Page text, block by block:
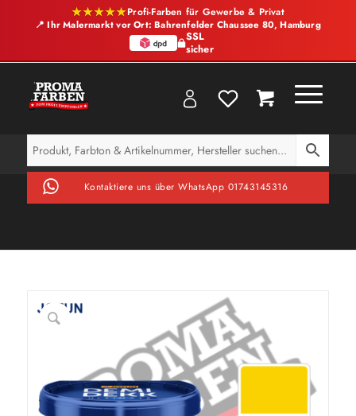
★★★★★Profi-Farben für Gewerbe & Privat
📍 Ihr Malermarkt vor Ort: Bahrenfelder Chaussee 80, Hamburg
SSL
sicher
Kontaktiere uns über WhatsApp 01743145316